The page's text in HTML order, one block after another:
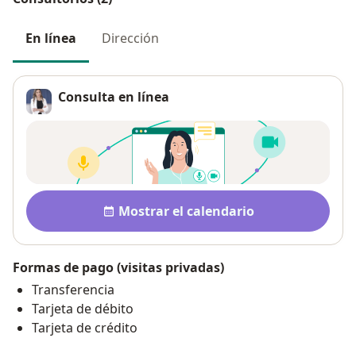
En línea Dirección
Consulta en línea
Disponibilidad
Mostrar el calendario
Formas de pago (visitas privadas)
Transferencia
Tarjeta de débito
Tarjeta de crédito